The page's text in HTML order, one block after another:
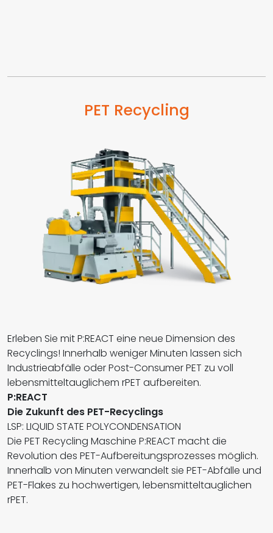
PET Recycling
Erleben Sie mit P:REACT eine neue Dimension des
Recyclings! Innerhalb weniger Minuten lassen sich
Industrieabfälle oder Post-Consumer PET zu voll
lebensmitteltauglichem rPET aufbereiten.
P:REACT
Die Zukunft des PET-Recyclings
LSP: LIQUID STATE POLYCONDENSATION
Die PET Recycling Maschine P:REACT macht die
Revolution des PET-Aufbereitungsprozesses möglich.
Innerhalb von Minuten verwandelt sie PET-Abfälle und
PET-Flakes zu hochwertigen, lebensmitteltauglichen
rPET.